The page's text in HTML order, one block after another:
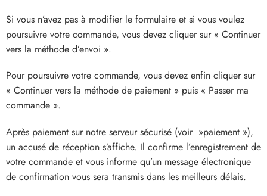
Si vous n’avez pas à modifier le formulaire et si vous voulez
poursuivre votre commande, vous devez cliquer sur « Continuer
vers la méthode d’envoi ».
Pour poursuivre votre commande, vous devez enfin cliquer sur
« Continuer vers la méthode de paiement » puis « Passer ma
commande ».
Après paiement sur notre serveur sécurisé (voir »paiement »),
un accusé de réception s’affiche. Il confirme l’enregistrement de
votre commande et vous informe qu’un message électronique
de confirmation vous sera transmis dans les meilleurs délais.